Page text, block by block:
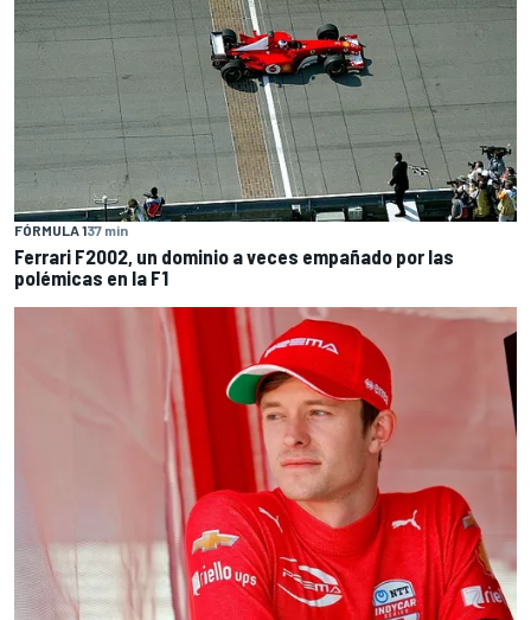
FÓRMULA 137 min
Ferrari F2002, un dominio a veces empañado por las
polémicas en la F1